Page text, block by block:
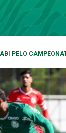
PELO